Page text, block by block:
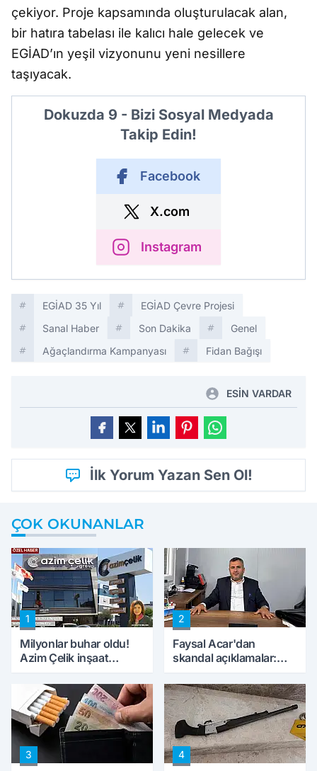
çekiyor. Proje kapsamında oluşturulacak alan,
bir hatıra tabelası ile kalıcı hale gelecek ve
EGİAD’ın yeşil vizyonunu yeni nesillere
taşıyacak.
Dokuzda 9 - Bizi Sosyal Medyada
Takip Edin!
Facebook
X.com
Instagram
EGİAD 35 Yıl
EGİAD Çevre Projesi
Sanal Haber
Son Dakika
Genel
Ağaçlandırma Kampanyası
Fidan Bağışı
ESİN VARDAR
İlk Yorum Yazan Sen Ol!
ÇOK OKUNANLAR
1
Milyonlar buhar oldu!
Azim Çelik inşaat
konuştu
2
Faysal Acar'dan
skandal açıklamalar:
peynircilerimizi de
kıskaca aldı, müdahale
ettik'
3 4